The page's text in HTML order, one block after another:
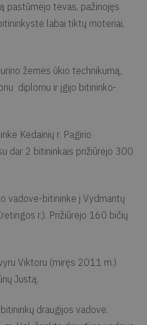
pastūmėjo tėvas, pažinojęs
labai tiktų moteriai,
žemės ūkio technikumą,
diplomu ir įgijo bitininko-
Kėdainių r. Pagirio
dar 2 bitininkais prižiūrėjo 300
vadove-bitininke į Vydmantų
r.). Prižiūrėjo 160 bičių
Viktoru (miręs 2011 m.)
Justą.
draugijos vadove.